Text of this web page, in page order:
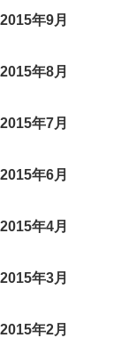
2015年9月
2015年8月
2015年7月
2015年6月
2015年4月
2015年3月
2015年2月